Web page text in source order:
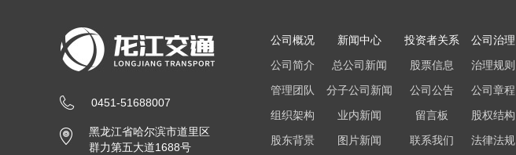
0451-51688007
黑龙江省哈尔滨市道里区
群力第五大道1688号
公司概况
公司简介
管理团队
组织架构
股东背景
新闻中心
总公司新闻
分子公司新闻
业内新闻
图片新闻
投资者关系
股票信息
公司公告
留言板
联系我们
公司治理
治理规则
公司章程
股权结构
法律法规